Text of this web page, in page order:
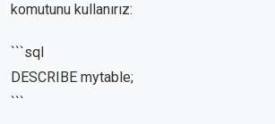
komutunu kullanırız:
```sql
DESCRIBE mytable;
```